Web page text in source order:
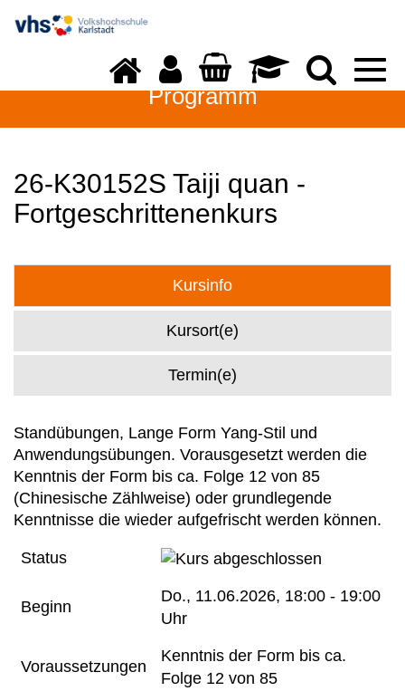
Programm
26-K30152S Taiji quan -
Fortgeschrittenenkurs
Kursinfo
Kursort(e)
Termin(e)
Standübungen, Lange Form Yang-Stil und
Anwendungsübungen. Vorausgesetzt werden die
Kenntnis der Form bis ca. Folge 12 von 85
(Chinesische Zählweise) oder grundlegende
Kenntnisse die wieder aufgefrischt werden können.
Status
Beginn
Do., 11.06.2026, 18:00 - 19:00
Uhr
Voraussetzungen
Kenntnis der Form bis ca.
Folge 12 von 85